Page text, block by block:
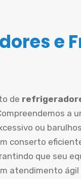
e
de
a
ou
conserto
que seu
atendimento ágil